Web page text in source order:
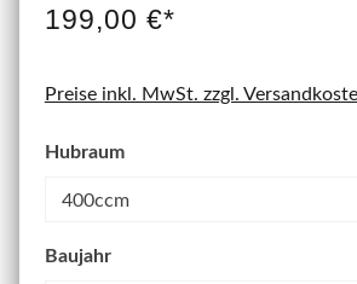
199,00 €*
Preise inkl. MwSt. zzgl.
Hubraum
Baujahr